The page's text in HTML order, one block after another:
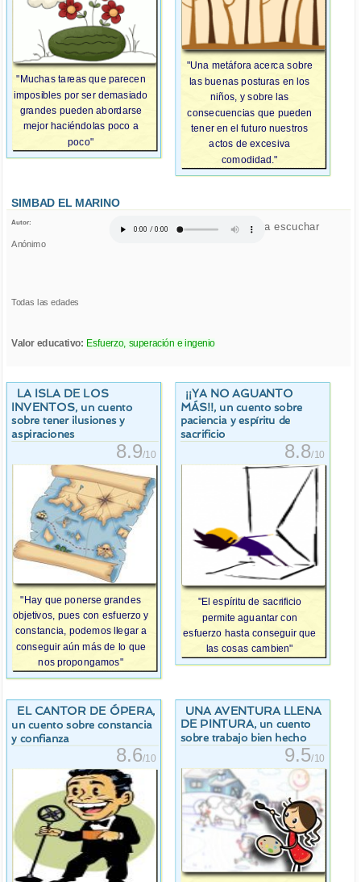
"Muchas tareas que parecen
imposibles por ser demasiado
grandes pueden abordarse
mejor haciéndolas poco a
poco"
"Una metáfora acerca sobre
las buenas posturas en los
niños, y sobre las
consecuencias que pueden
tener en el futuro nuestros
actos de excesiva
comodidad."
SIMBAD EL MARINO
Click para escuchar
Autor:
Anónimo
Todas las edades
Valor educativo: Esfuerzo, superación e ingenio
LA ISLA DE LOS
INVENTOS, un cuento
sobre tener ilusiones y
aspiraciones
8.9/10
"Hay que ponerse grandes
objetivos, pues con esfuerzo y
constancia, podemos llegar a
conseguir aún más de lo que
nos propongamos"
¡¡YA NO AGUANTO
MÁS!!, un cuento sobre
paciencia y espíritu de
sacrificio
8.8/10
"El espíritu de sacrificio
permite aguantar con
esfuerzo hasta conseguir que
las cosas cambien"
EL CANTOR DE ÓPERA,
un cuento sobre constancia
y confianza
8.6/10
UNA AVENTURA LLENA
DE PINTURA, un cuento
sobre trabajo bien hecho
9.5/10